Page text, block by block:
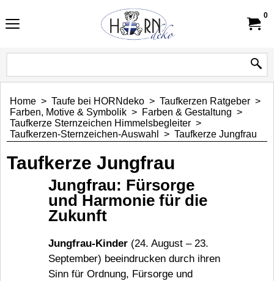
0
Home > Taufe bei HORNdeko > Taufkerzen Ratgeber >
Farben, Motive & Symbolik > Farben & Gestaltung >
Taufkerze Sternzeichen Himmelsbegleiter >
Taufkerzen-Sternzeichen-Auswahl
> Taufkerze Jungfrau
Taufkerze Jungfrau
Jungfrau: Fürsorge
und Harmonie für die
Zukunft
Jungfrau-Kinder (24. August – 23.
September) beeindrucken durch ihren
Sinn für Ordnung, Fürsorge und